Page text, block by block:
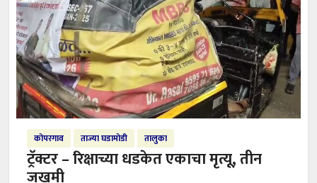
कोपरगाव ताज्या घडामोडी तालुका
ट्रॅक्टर – रिक्षाच्या धडकेत एकाचा मृत्यू, तीन